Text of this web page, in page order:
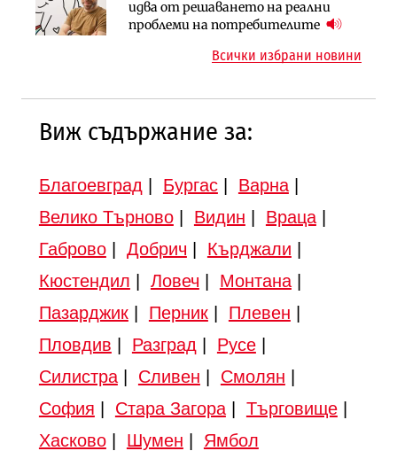
идва от решаването на реални
проблеми на потребителите
АПИ възложи промяната на
парцеларния план за
Вторият мост над Варненското
езеро става част от бъдещата
Всички избрани новини
Виж съдържание за:
Благоевград Бургас| Варна|
Велико Търново| Видин Враца|
Габрово| Добрич Кърджали
Кюстендил
Ловеч Монтана|
Пазарджик| Перник| Плевен
Пловдив
Разград Русе|
Силистра| Сливен Смолян
София
Стара Загора| Търговище|
Хасково| Шумен Ямбол